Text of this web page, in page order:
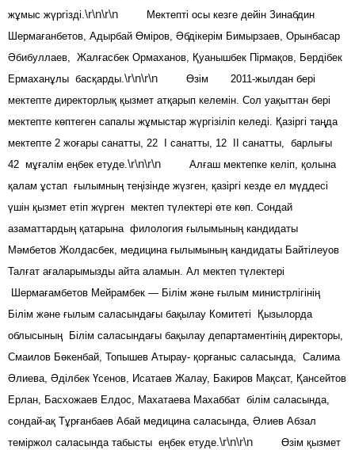
жұмыс жүргізді.\r\n\r\n Мектепті осы кезге дейін Зинабдин
Шермағанбетов, Адырбай Өміров, Әбдікерім Бимырзаев, Орынбасар
Әбибуллаев, Жалғасбек Ормаханов, Қуанышбек Пірмақов, Бердібек
Ермаханұлы басқарды.\r\n\r\n Өзім 2011-жылдан бері
мектепте директорлық қызмет атқарып келемін. Сол уақыттан бері
мектепте көптеген сапалы жұмыстар жүргізіліп келеді. Қазіргі таңда
мектепте 2 жоғары санатты, 22 І санатты, 12 ІІ санатты, барлығы
42 мұғалім еңбек етуде.\r\n\r\n Алғаш мектепке келіп, қолына
қалам ұстап ғылымның теңізінде жүзген, қазіргі кезде ел мүддесі
үшін қызмет етіп жүрген мектеп түлектері өте көп. Сондай
азаматтардың қатарына филология ғылымының кандидаты
Мәмбетов Жолдасбек, медицина ғылымының кандидаты Байтілеуов
Талғат ағаларымызды айта аламын. Ал мектеп түлектері
Шермағамбетов Мейрамбек — Білім және ғылым министрлігінің
Білім және ғылым саласындағы бақылау Комитеті Қызылорда
облысының Білім саласындағы бақылау департаментінің директоры,
Смаилов Бөкенбай, Топышев Атырау- қорғаныс саласында, Салима
Әлиева, Әділбек Үсенов, Исатаев Жалау, Бакиров Мақсат, Қансейтов
Ерлан, Басхожаев Елдос, Махатаева Махаббат білім саласында,
сондай-ақ Тұрғанбаев Абай медицина саласында, Әлиев Абзал
теміржол саласында табысты еңбек етуде.\r\n\r\n Өзім қызмет